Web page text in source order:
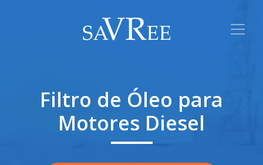
Filtro de Óleo para
Motores Diesel